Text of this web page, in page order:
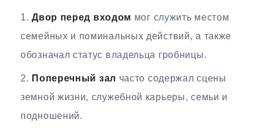
Двор перед входом мог служить местом
семейных и поминальных действий, а также
обозначал статус владельца гробницы.
Поперечный зал часто содержал сцены
земной жизни, служебной карьеры, семьи и
подношений.